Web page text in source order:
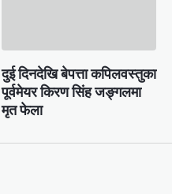
दुई दिनदेखि बेपत्ता कपिलवस्तुका
पूर्वमेयर किरण सिंह जङ्गलमा
मृत फेला